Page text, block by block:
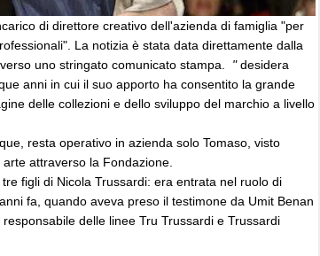
di direttore creativo dell'azienda di famiglia "per
La notizia è stata data direttamente dalla
uno stringato comunicato stampa. "desidera
anni in cui il suo apporto ha consentito la grande
delle collezioni e dello sviluppo del marchio a livello
resta operativo in azienda solo Tomaso, visto
attraverso la Fondazione.
figli di Nicola Trussardi: era entrata nel ruolo di
fa, quando aveva preso il testimone da Umit Benan
delle linee Tru Trussardi e Trussardi